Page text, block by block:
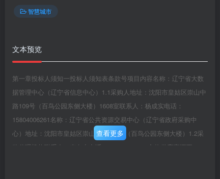
智慧城市
文本预览
第一章投标人须知一投标人须知表条款号项目内容名称：辽宁省大数
据管理中心（辽宁省信息中心）1.1采购人地址：沈阳市皇姑区崇山中
路109号（百鸟公园东侧大楼）1608室联系人：杨成实电话：
15804006261名称：辽宁省公共资源交易中心（辽宁省政府采购中
心）地址：沈阳市皇姑区崇山中路109号（百鸟公园东侧大楼）1.2采
购代理机构联系人：李向东电话：024-23447776合格供应商还要1.3.4
查看更多